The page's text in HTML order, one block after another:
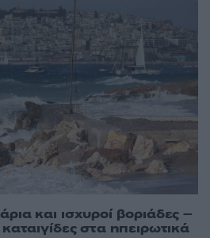
και ισχυροί βοριάδες –
στα ηπειρωτικά